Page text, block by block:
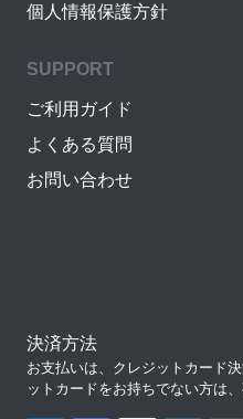
個人情報保護方針
SUPPORT
ご利用ガイド
よくある質問
お問い合わせ
決済方法
お支払いは、クレジットカード
ットカードをお持ちでない方は